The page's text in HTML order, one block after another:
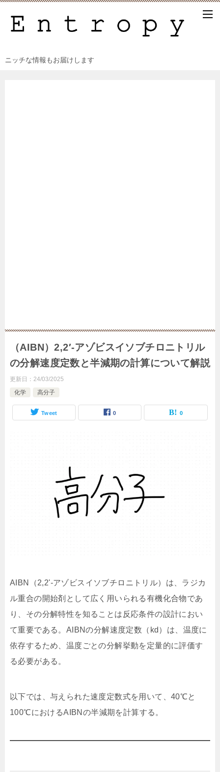
ニッチな情報もお届けします
（AIBN）2,2′-アゾビスイソブチロニトリル
の分解速度定数と半減期の計算について解説
更新日： 24/03/2025
化学
高分子
Tweet 0 0
AIBN（2,2'-アゾビスイソブチロニトリル）は、ラジカ
ル重合の開始剤として広く用いられる有機化合物であ
り、その分解特性を知ることは反応条件の設計におい
て重要である。AIBNの分解速度定数（kd）は、温度に
依存するため、温度ごとの分解挙動を定量的に評価す
る必要がある。
以下では、与えられた速度定数式を用いて、40℃と
100℃におけるAIBNの半減期を計算する。